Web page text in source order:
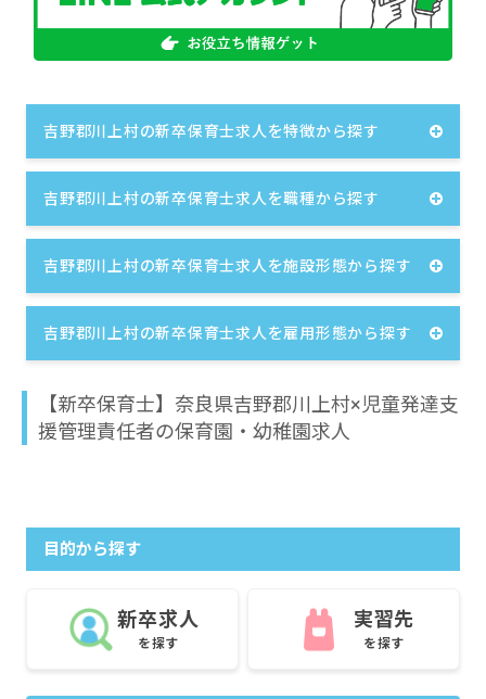
吉野郡川上村の新卒保育士求人を特徴から探す
吉野郡川上村の新卒保育士求人を職種から探す
吉野郡川上村の新卒保育士求人を施設形態から探す
吉野郡川上村の新卒保育士求人を雇用形態から探す
【新卒保育士】奈良県吉野郡川上村×児童発達支
援管理責任者の保育園・幼稚園求人
目的から探す
新卒求人
を探す
実習先
を探す